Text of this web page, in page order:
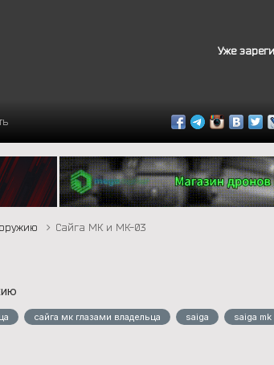
Уже
Сайга МК и МК-03
сайга мк глазами владельца saiga saiga mk